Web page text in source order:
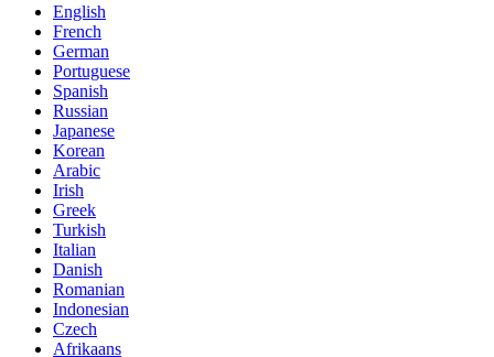
English
French
German
Portuguese
Spanish
Russian
Japanese
Korean
Arabic
Irish
Greek
Turkish
Italian
Danish
Romanian
Indonesian
Czech
Afrikaans